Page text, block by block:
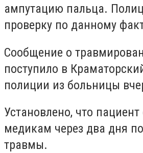
ампутацию пальца.
проверку по данному
Сообщение о
поступило в
полиции из больницы
Установлено, что
медикам через два дня
травмы.